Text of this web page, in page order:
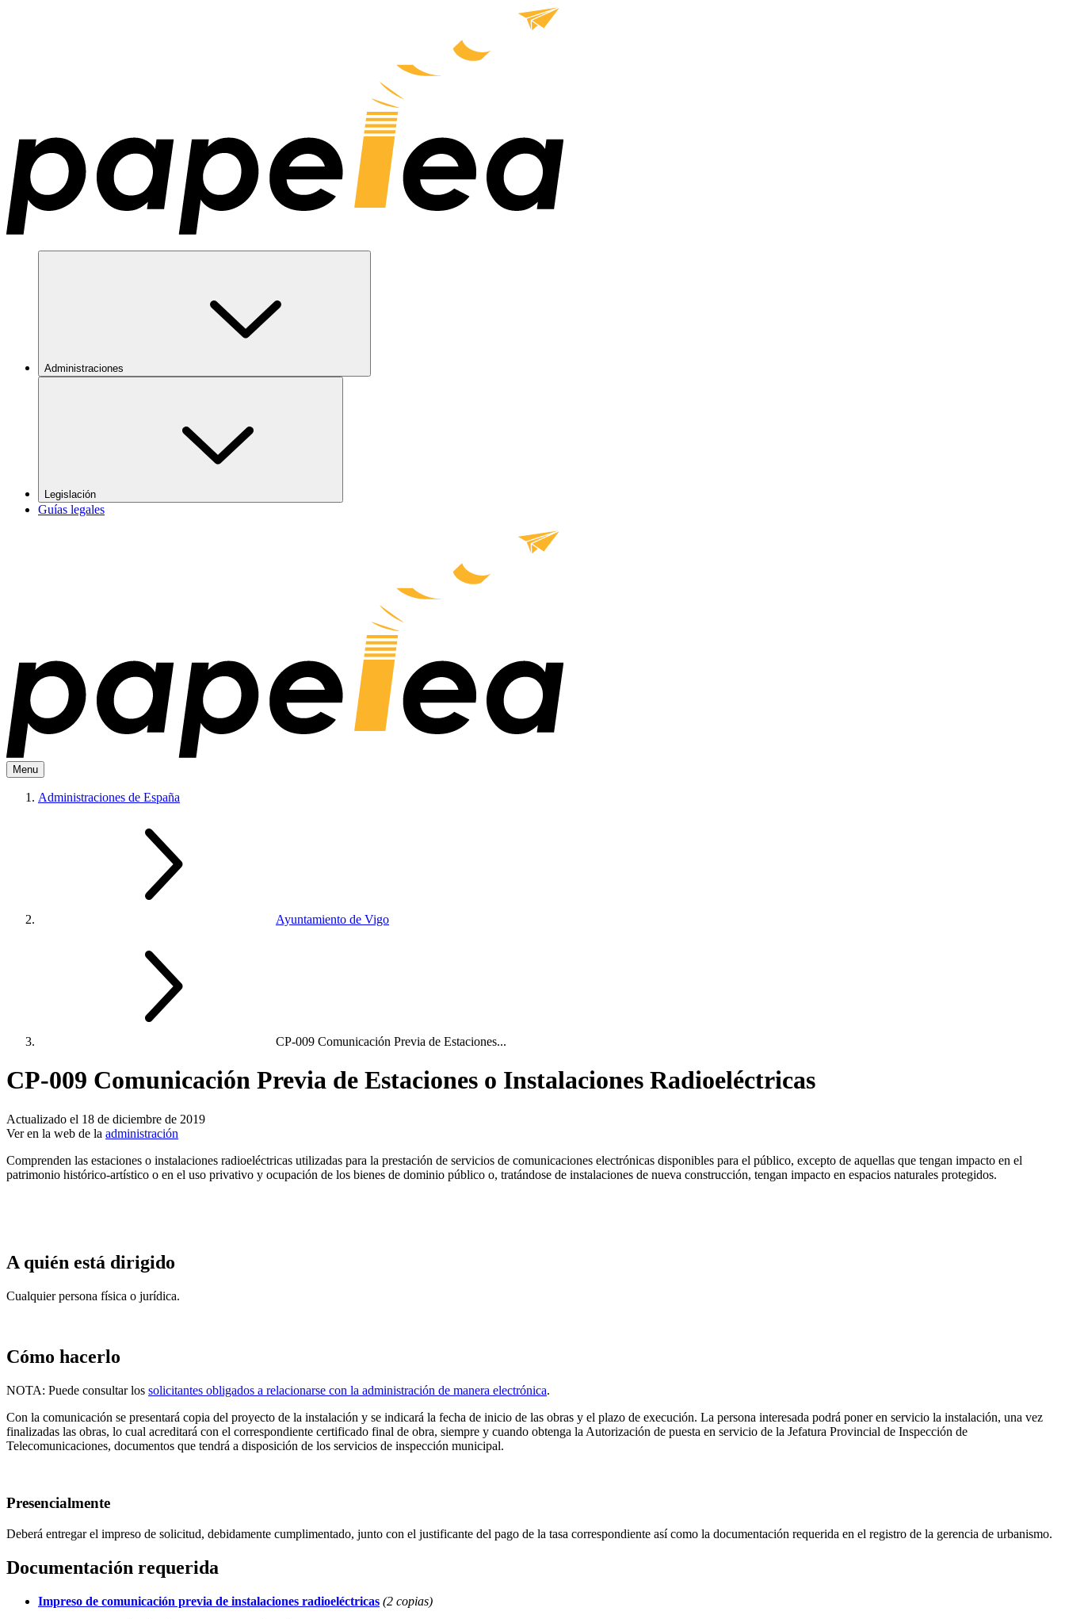
Administraciones
Legislación
Guías legales
Menu
Administraciones de España
Ayuntamiento de Vigo
CP-009 Comunicación Previa de Estaciones...
CP-009 Comunicación Previa de Estaciones o Instalaciones Radioeléctricas
Actualizado el 18 de diciembre de 2019
Ver en la web de la administración
Comprenden las estaciones o instalaciones radioeléctricas utilizadas para la prestación de servicios de comunicaciones electrónicas disponibles para el público, excepto de aquellas que tengan impacto en el
patrimonio histórico-artístico o en el uso privativo y ocupación de los bienes de dominio público o, tratándose de instalaciones de nueva construcción, tengan impacto en espacios naturales protegidos.
A quién está dirigido
Cualquier persona física o jurídica.
Cómo hacerlo
NOTA: Puede consultar los solicitantes obligados a relacionarse con la administración de manera electrónica.
Con la comunicación se presentará copia del proyecto de la instalación y se indicará la fecha de inicio de las obras y el plazo de execución. La persona interesada podrá poner en servicio la instalación, una vez
finalizadas las obras, lo cual acreditará con el correspondiente certificado final de obra, siempre y cuando obtenga la Autorización de puesta en servicio de la Jefatura Provincial de Inspección de
Telecomunicaciones, documentos que tendrá a disposición de los servicios de inspección municipal.
Presencialmente
Deberá entregar el impreso de solicitud, debidamente cumplimentado, junto con el justificante del pago de la tasa correspondiente así como la documentación requerida en el registro de la gerencia de urbanismo.
Documentación requerida
Impreso de comunicación previa de instalaciones radioeléctricas (2 copias)